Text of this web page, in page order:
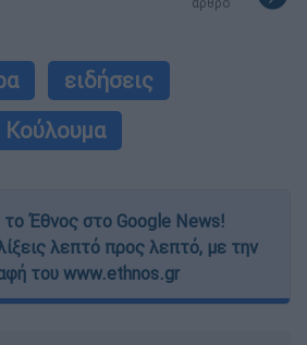
ειδήσεις
Κούλουμα
Έθνος στο Google News!
λεπτό προς λεπτό, με την
του www.ethnos.gr